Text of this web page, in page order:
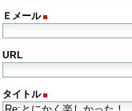
Ｅメール
URL
タイトル